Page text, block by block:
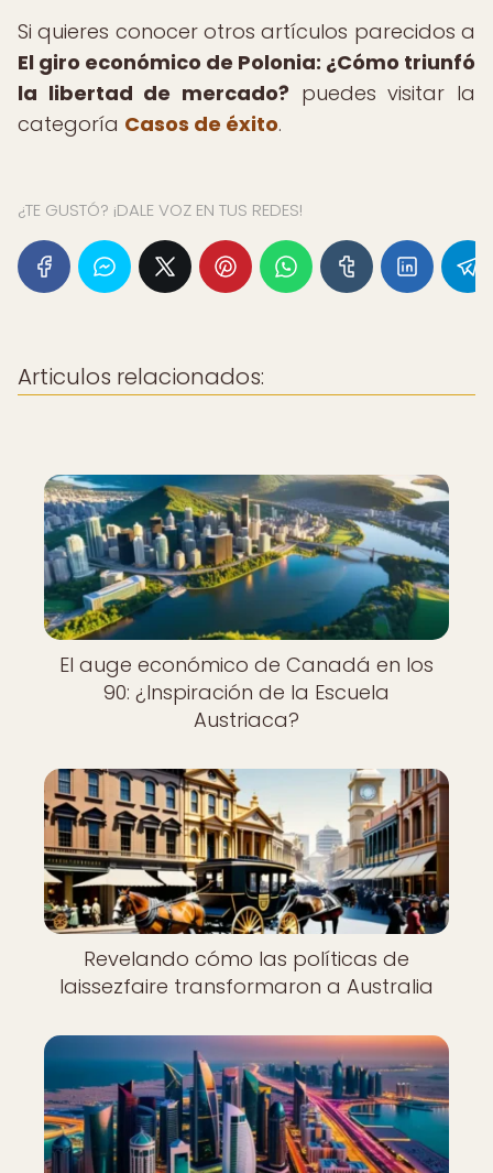
Si quieres conocer otros artículos parecidos a
El giro económico de Polonia: ¿Cómo triunfó
la libertad de mercado? puedes visitar la
categoría Casos de éxito.
¿TE GUSTÓ? ¡DALE VOZ EN TUS REDES!
Articulos relacionados:
El auge económico de Canadá en los
90: ¿Inspiración de la Escuela
Austriaca?
Revelando cómo las políticas de
laissezfaire transformaron a Australia